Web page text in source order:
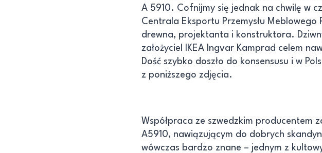
A 5910. Cofnijmy się jednak na chwilę w
Centrala Eksportu Przemysłu Meblowego
drewna, projektanta i konstruktora.
założyciel IKEA Ingvar Kamprad celem
Dość szybko doszło do konsensusu i w
z poniższego zdjęcia.
Współpraca ze szwedzkim producentem
A5910, nawiązującym do dobrych
wówczas bardzo znane – jednym z